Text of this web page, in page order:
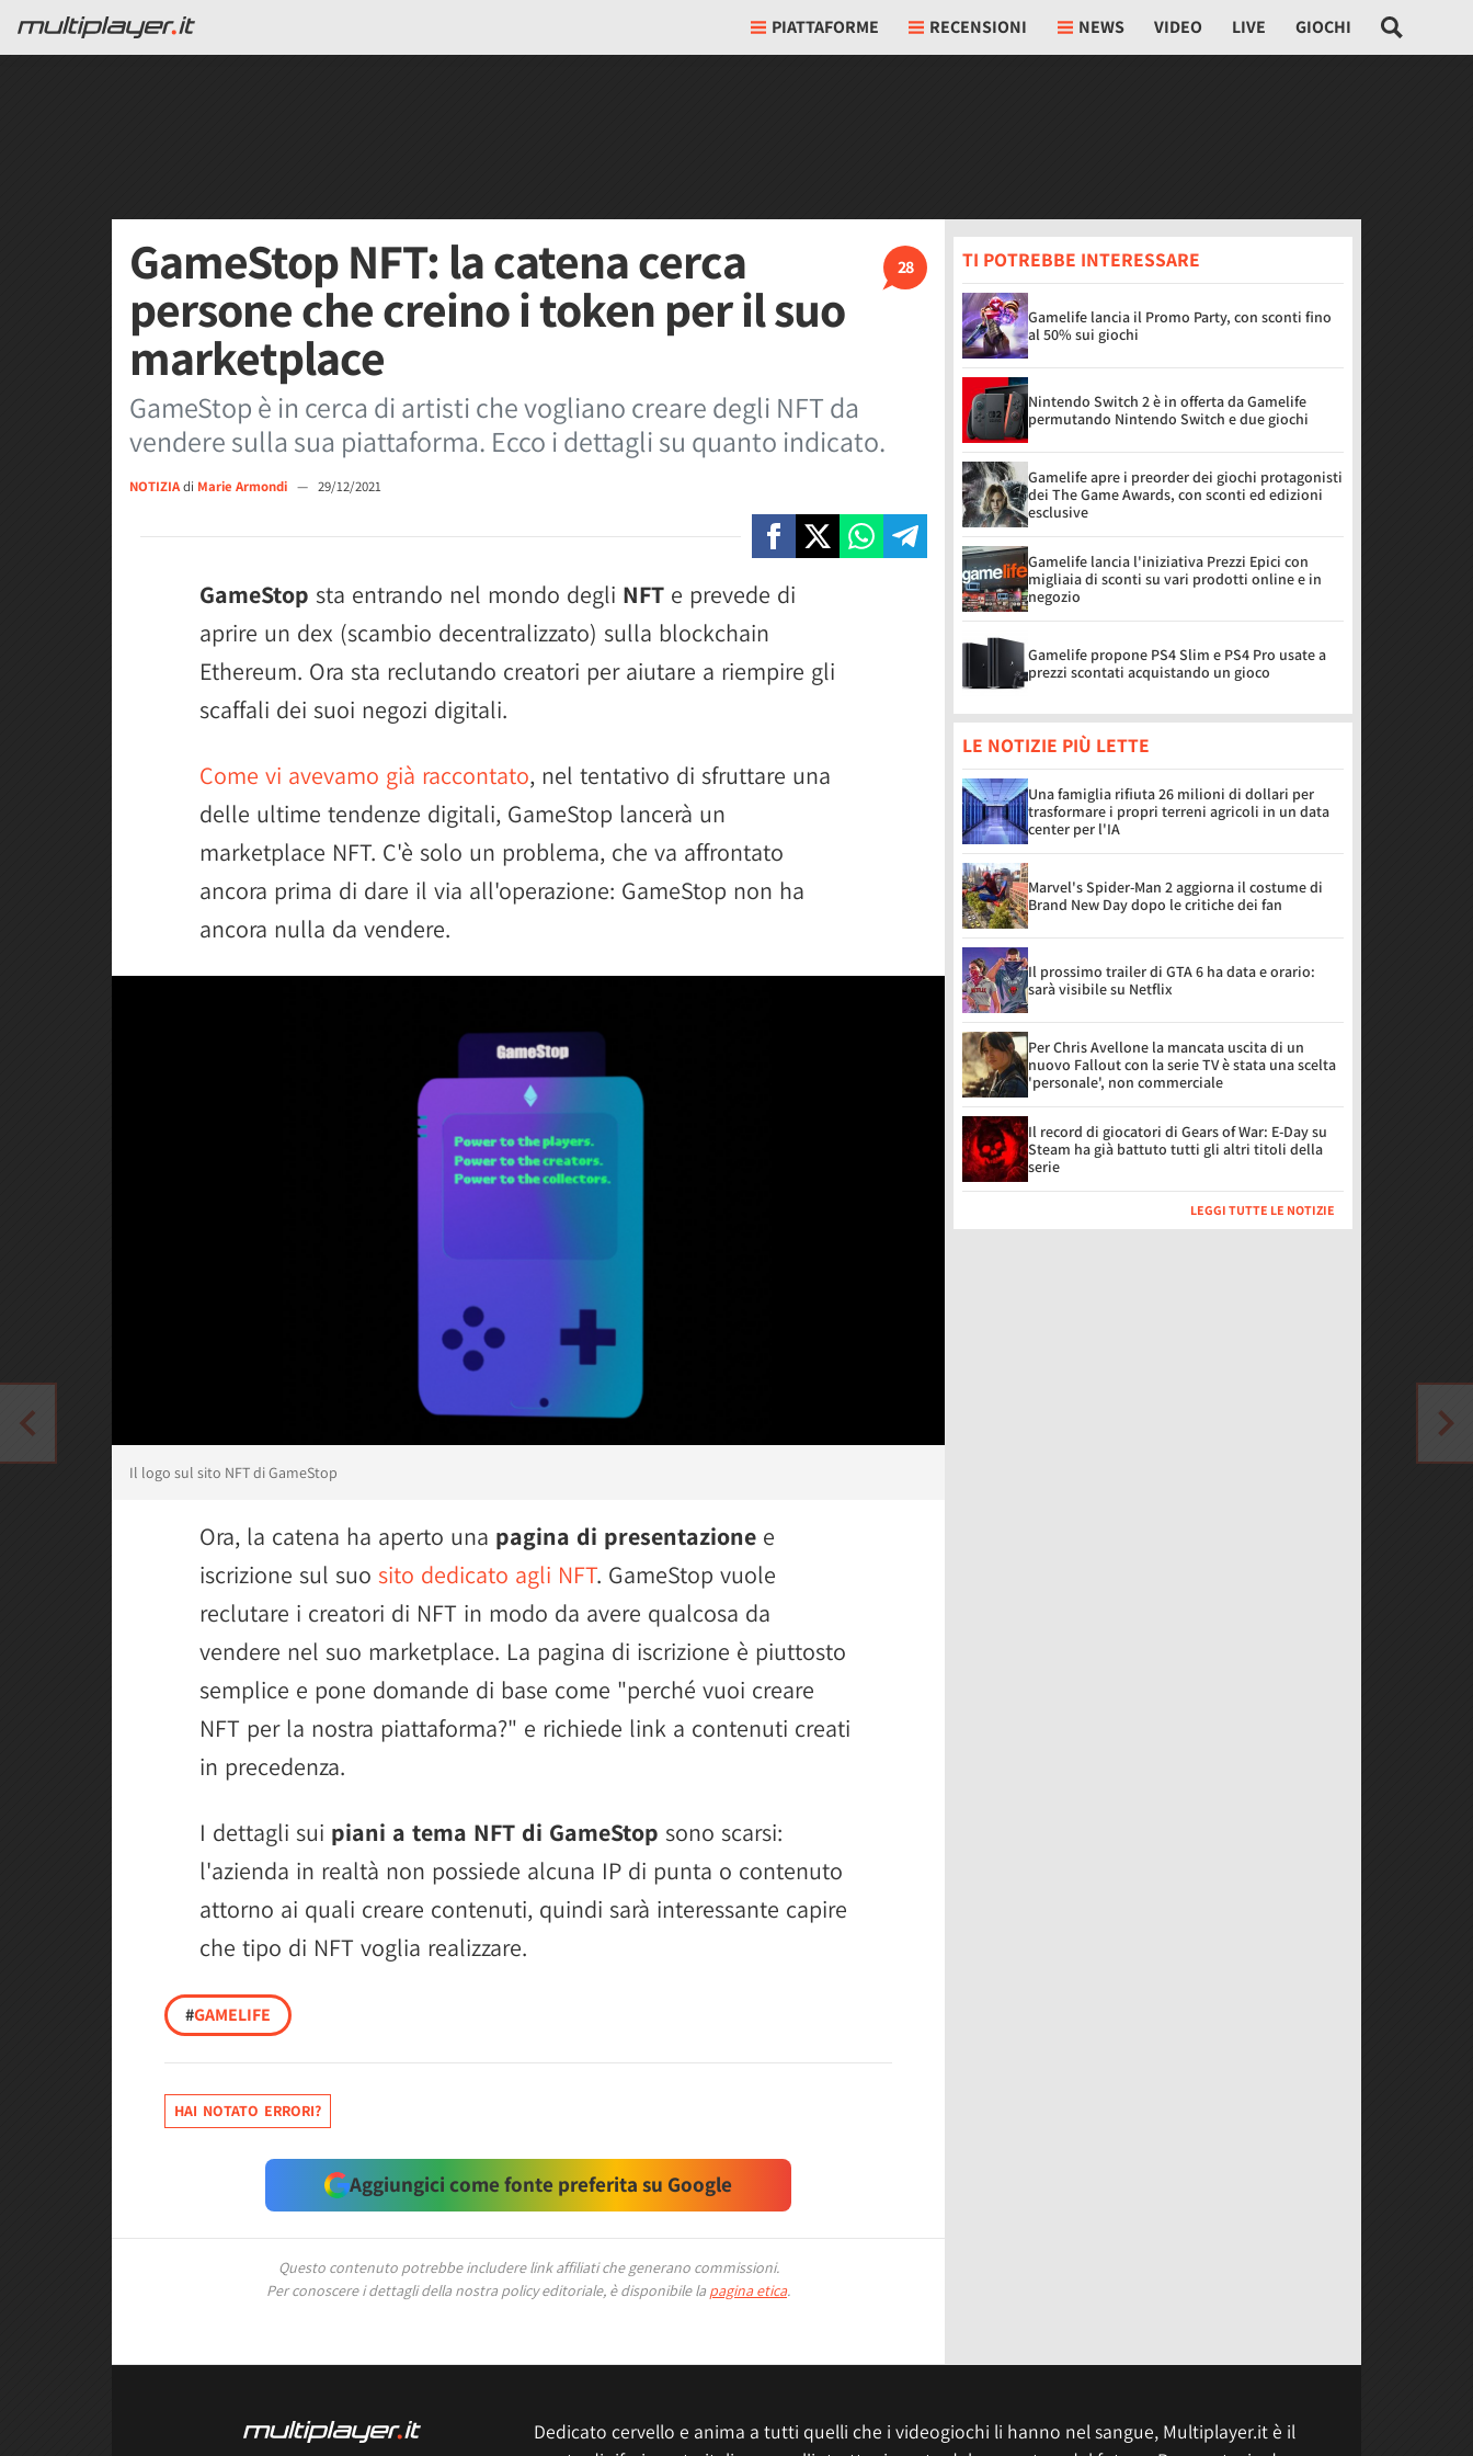
PIATTAFORME RECENSIONI NEWS VIDEO LIVE GIOCHI
28
GameStop NFT: la catena cerca
persone che creino i token per il suo
marketplace
GameStop è in cerca di artisti che vogliano creare degli NFT da
vendere sulla sua piattaforma. Ecco i dettagli su quanto indicato.
NOTIZIAdi Marie Armondi — 29/12/2021
GameStop sta entrando nel mondo degli NFT e prevede di
aprire un dex (scambio decentralizzato) sulla blockchain
Ethereum. Ora sta reclutando creatori per aiutare a riempire gli
scaffali dei suoi negozi digitali.
Come vi avevamo già raccontato, nel tentativo di sfruttare una
delle ultime tendenze digitali, GameStop lancerà un
marketplace NFT. C'è solo un problema, che va affrontato
ancora prima di dare il via all'operazione: GameStop non ha
ancora nulla da vendere.
Il logo sul sito NFT di GameStop
Ora, la catena ha aperto una pagina di presentazione e
iscrizione sul suo sito dedicato agli NFT. GameStop vuole
reclutare i creatori di NFT in modo da avere qualcosa da
vendere nel suo marketplace. La pagina di iscrizione è piuttosto
semplice e pone domande di base come "perché vuoi creare
NFT per la nostra piattaforma?" e richiede link a contenuti creati
in precedenza.
I dettagli sui piani a tema NFT di GameStop sono scarsi:
l'azienda in realtà non possiede alcuna IP di punta o contenuto
attorno ai quali creare contenuti, quindi sarà interessante capire
che tipo di NFT voglia realizzare.
#GAMELIFE
HAI NOTATO ERRORI?
Aggiungici come fonte preferita su Google
Questo contenuto potrebbe includere link affiliati che generano commissioni.
Per conoscere i dettagli della nostra policy editoriale, è disponibile la pagina etica.
TI POTREBBE INTERESSARE
Gamelife lancia il Promo Party, con sconti fino
al 50% sui giochi
Nintendo Switch 2 è in offerta da Gamelife
permutando Nintendo Switch e due giochi
Gamelife apre i preorder dei giochi protagonisti
dei The Game Awards, con sconti ed edizioni
esclusive
Gamelife lancia l'iniziativa Prezzi Epici con
migliaia di sconti su vari prodotti online e in
negozio
Gamelife propone PS4 Slim e PS4 Pro usate a
prezzi scontati acquistando un gioco
LE NOTIZIE PIÙ LETTE
Una famiglia rifiuta 26 milioni di dollari per
trasformare i propri terreni agricoli in un data
center per l'IA
Marvel's Spider-Man 2 aggiorna il costume di
Brand New Day dopo le critiche dei fan
Il prossimo trailer di GTA 6 ha data e orario:
sarà visibile su Netflix
Per Chris Avellone la mancata uscita di un
nuovo Fallout con la serie TV è stata una scelta
'personale', non commerciale
Il record di giocatori di Gears of War: E-Day su
Steam ha già battuto tutti gli altri titoli della
serie
LEGGI TUTTE LE NOTIZIE
Dedicato cervello e anima a tutti quelli che i videogiochi li hanno nel sangue, Multiplayer.it è il